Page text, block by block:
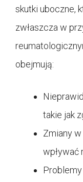
skutki uboczne,
zwłaszcza w
obejmują:
takie jak
Zmiany
wpływać
Problemy